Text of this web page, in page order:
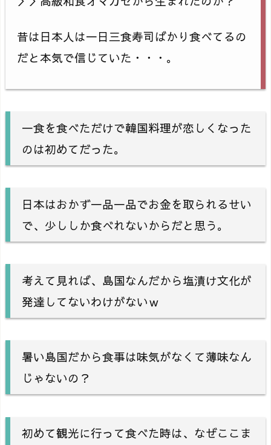
昔は日本人は一日三食寿司ばかり食べてるの
だと本気で信じていた・・・。
一食を食べただけで韓国料理が恋しくなった
のは初めてだった。
日本はおかず一品一品でお金を取られるせい
で、少ししか食べれないからだと思う。
考えて見れば、島国なんだから塩漬け文化が
発達してないわけがないｗ
暑い島国だから食事は味気がなくて薄味なん
じゃないの？
初めて観光に行って食べた時は、なぜここま